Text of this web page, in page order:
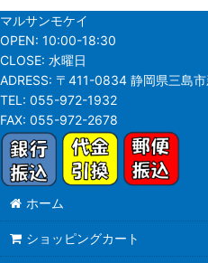
マルサンモケイ
OPEN: 10:00-18:30
CLOSE: 水曜日
ADRESS: 〒411-0834 静岡県三島
TEL: 055-972-1932
FAX: 055-972-2678
ホーム
ショッピングカート